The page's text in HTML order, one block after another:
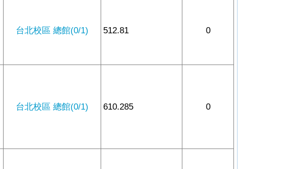
台北校區 總館(0/1) 512.81 0
台北校區 總館(0/1) 610.285 0